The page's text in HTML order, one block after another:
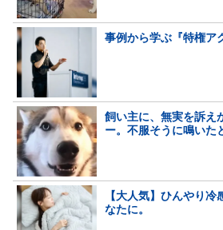
事例から学ぶ『特権ア
飼い主に、無実を訴え
ー。不服そうに鳴いた
【大人気】ひんやり
なたに。